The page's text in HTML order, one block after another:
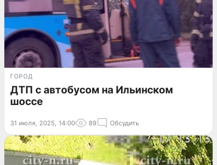
ГОРОД
ДТП с автобусом на Ильинском
шоссе
31 июля, 2025, 14:00 89 Обсудить